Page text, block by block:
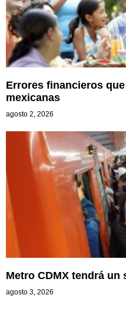
Errores financieros
mexicanas
agosto 2, 2026
Metro CDMX tendrá un
agosto 3, 2026